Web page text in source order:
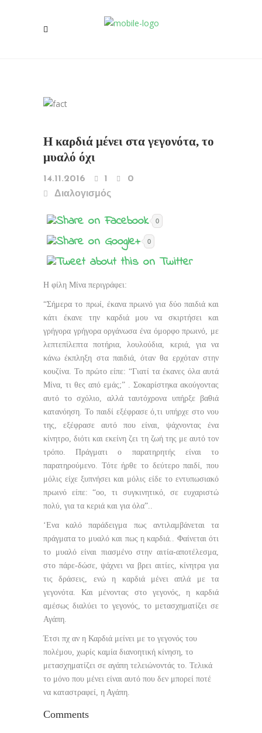
Η καρδιά μένει στα γεγονότα, το
μυαλό όχι
14.11.2016 1
0
Διαλογισμός
0
0
Η φίλη Μίνα περιγράφει:
“Σήμερα το πρωί, έκανα πρωινό για δύο παιδιά και
κάτι έκανε την καρδιά μου να σκιρτήσει και
γρήγορα γρήγορα οργάνωσα ένα όμορφο πρωινό, με
λεπτεπίλεπτα ποτήρια, λουλούδια, κεριά, για να
κάνω έκπληξη στα παιδιά, όταν θα ερχόταν στην
κουζίνα. Το πρώτο είπε: “Γιατί τα έκανες όλα αυτά
Μίνα, τι θες από εμάς;” . Σοκαρίστηκα ακούγοντας
αυτό το σχόλιο, αλλά ταυτόχρονα υπήρξε βαθιά
κατανόηση. Το παιδί εξέφρασε ό,τι υπήρχε στο νου
της, εξέφρασε αυτό που είναι, ψάχνοντας ένα
κίνητρο, διότι και εκείνη ζει τη ζωή της με αυτό τον
τρόπο. Πράγματι ο παρατηρητής είναι το
παρατηρούμενο. Τότε ήρθε το δεύτερο παιδί, που
μόλις είχε ξυπνήσει και μόλις είδε το εντυπωσιακό
πρωινό είπε: “οο, τι συγκινητικό, σε ευχαριστώ
πολύ, για τα κεριά και για όλα”..
‘Ενα καλό παράδειγμα πως αντιλαμβάνεται τα
πράγματα το μυαλό και πως η καρδιά.. Φαίνεται ότι
το μυαλό είναι πιασμένο στην αιτία-αποτέλεσμα,
στο πάρε-δώσε, ψάχνει να βρει αιτίες, κίνητρα για
τις δράσεις, ενώ η καρδιά μένει απλά με τα
γεγονότα. Και μένοντας στο γεγονός, η καρδιά
αμέσως διαλύει το γεγονός, το μετασχηματίζει σε
Αγάπη.
Έτσι πχ αν η Καρδιά μείνει με το γεγονός του
πολέμου, χωρίς καμία διανοητική κίνηση, το
μετασχηματίζει σε αγάπη τελειώνοντάς το. Τελικά
το μόνο που μένει είναι αυτό που δεν μπορεί ποτέ
να καταστραφεί, η Αγάπη.
Comments